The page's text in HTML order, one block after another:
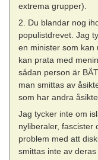
extrema grupper).
2. Du blandar nog
populistdrevet. Jag
en minister som kan
kan prata med
sådan person är
man smittas av
som har andra
Jag tycker inte om
nyliberaler, fascister
problem med att
smittas inte av